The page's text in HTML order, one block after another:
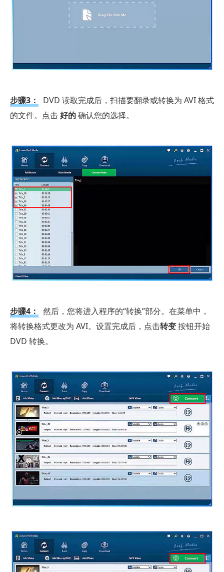
步骤3：
DVD 读取完成后，扫描要翻录或转换为 AVI 格式
的文件。点击好的确认您的选择。
步骤4：
然后，您将进入程序的“转换”部分。在菜单中，
将转换格式更改为 AVI。设置完成后，点击转变按钮开始
DVD 转换。